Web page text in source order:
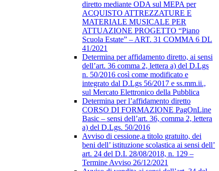
diretto mediante ODA sul MEPA per
ACQUISTO ATTREZZATURE E
MATERIALE MUSICALE PER
ATTUAZIONE PROGETTO “Piano
Scuola Estate” – ART. 31 COMMA 6 DL
41/2021
Determina per affidamento diretto, ai sensi
dell’art. 36 comma 2, lettera a) del D.Lgs
n. 50/2016 così come modificato e
integrato dal D.Lgs 56/2017 e ss.mm.ii.,
sul Mercato Elettronico della Pubblica
Determina per l’affidamento diretto
CORSO DI FORMAZIONE PagOnLine
Basic – sensi dell’art. 36, comma 2, lettera
a) del D.Lgs. 50/2016
Avviso di cessione,a titolo gratuito, dei
beni dell’ istituzione scolastica ai sensi dell’
art. 24 del D.I. 28/08/2018, n. 129 –
Termine Avviso 26/12/2021